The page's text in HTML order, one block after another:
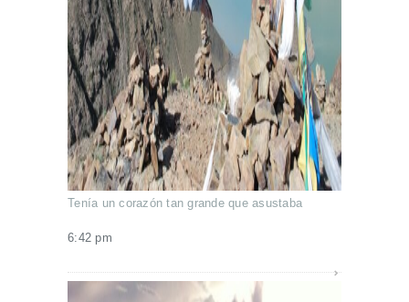
Tenía un corazón tan grande que asustaba
6:42 pm